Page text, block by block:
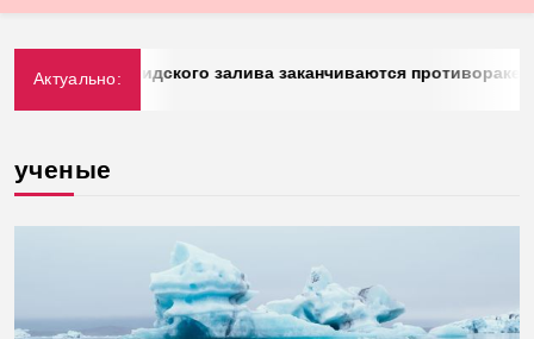
Актуально:
Персидского залива заканчиваются противоракеты
ученые